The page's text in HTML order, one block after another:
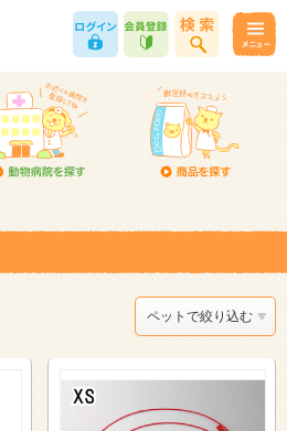
ペットで絞り込む